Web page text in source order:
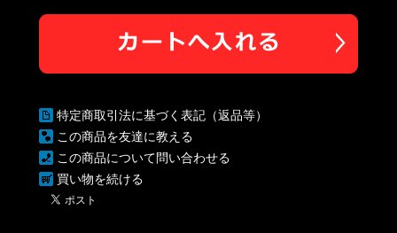
特定商取引法に基づく表記（返品等）
この商品を友達に教える
この商品について問い合わせる
買い物を続ける